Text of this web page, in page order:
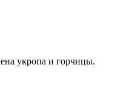
укропа и горчицы.